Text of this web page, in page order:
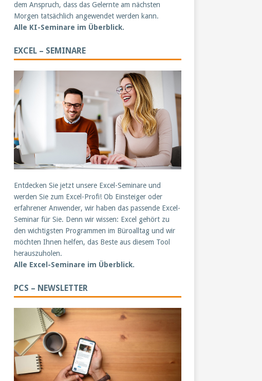
dem Anspruch, dass das Gelernte am nächsten
Morgen tatsächlich angewendet werden kann.
Alle KI-Seminare im Überblick.
EXCEL – SEMINARE
Entdecken Sie jetzt unsere Excel-Seminare und
werden Sie zum Excel-Profi! Ob Einsteiger oder
erfahrener Anwender, wir haben das passende Excel-
Seminar für Sie. Denn wir wissen: Excel gehört zu
den wichtigsten Programmen im Büroalltag und wir
möchten Ihnen helfen, das Beste aus diesem Tool
herauszuholen.
Alle Excel-Seminare im Überblick.
PCS – NEWSLETTER